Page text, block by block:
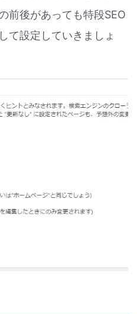
前後があっても特段SEO
て設定していきましょ